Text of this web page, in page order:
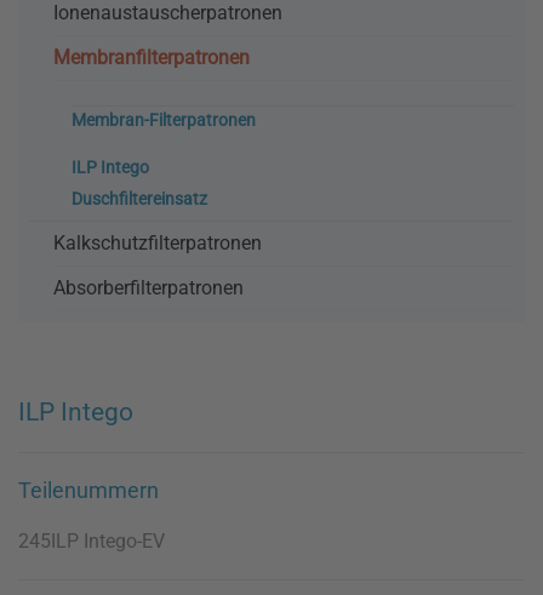
Ionenaustauscherpatronen
Membranfilterpatronen
Membran-Filterpatronen
ILP Intego
Duschfiltereinsatz
Kalkschutzfilterpatronen
Absorberfilterpatronen
ILP Intego
Teilenummern
245ILP Intego-EV